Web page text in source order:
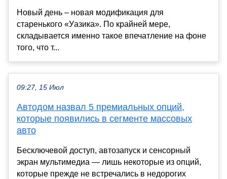
Новый день – новая модификация для
старенького «Уазика». По крайней мере,
складывается именно такое впечатление на фоне
того, что т...
09:27, 15 Июл
Автодом назвал 5 премиальных опций,
которые появились в сегменте массовых
авто
Бесключевой доступ, автозапуск и сенсорный
экран мультимедиа — лишь некоторые из опций,
которые прежде не встречались в недорогих